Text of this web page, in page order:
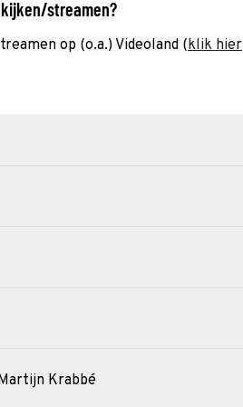
streamen?
op (o.a.) Videoland (klik hier
Krabbé